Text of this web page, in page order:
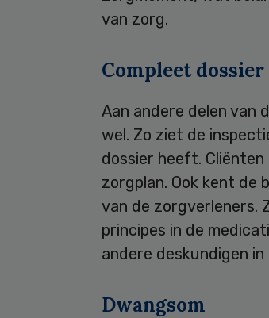
van zorg.
Compleet dossier
Aan andere delen van
wel. Zo ziet de
dossier heeft.
zorgplan. Ook kent de
van de zorgverleners.
principes in de
andere deskundigen
Dwangsom